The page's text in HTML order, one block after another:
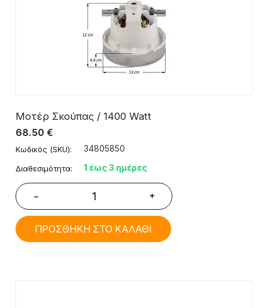
Μοτέρ Σκούπας / 1400 Watt
68.50 €
Κωδικός (SKU): 34805850
Διαθεσιμότητα: 1 έως 3 ημέρες
− +
ΠΡΟΣΘΗΚΗ ΣΤΟ ΚΑΛΑΘΙ